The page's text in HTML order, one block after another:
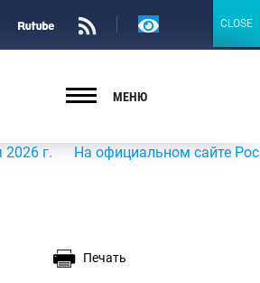
Версия
МЕНЮ
На официальном сайте
Печать
CLOSE
CLOSE